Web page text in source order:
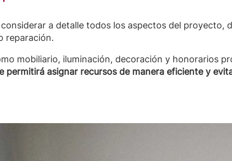
a detalle todos los aspectos del proyecto,
reparación.
mobiliario, iluminación, decoración y honorarios
permitirá asignar recursos de manera eficiente y